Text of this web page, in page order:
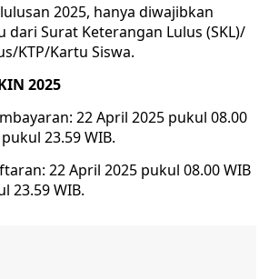
2025, hanya diwajibkan
dari Surat Keterangan Lulus (SKL)/
KTP/Kartu Siswa.
2025
22 April 2025 pukul 08.00
23.59 WIB.
22 April 2025 pukul 08.00 WIB
23.59 WIB.